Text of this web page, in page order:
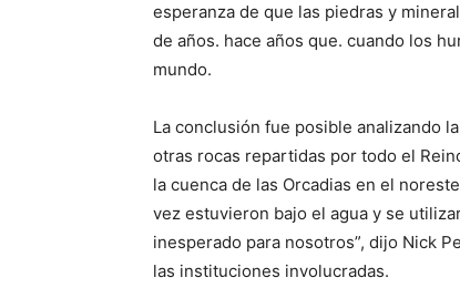
esperanza de que las piedras y
de años. hace años que. cuando los
mundo.
La conclusión fue posible analizando
otras rocas repartidas por todo el
la cuenca de las Orcadias en el
vez estuvieron bajo el agua y se
inesperado para nosotros”, dijo Nick
las instituciones involucradas.